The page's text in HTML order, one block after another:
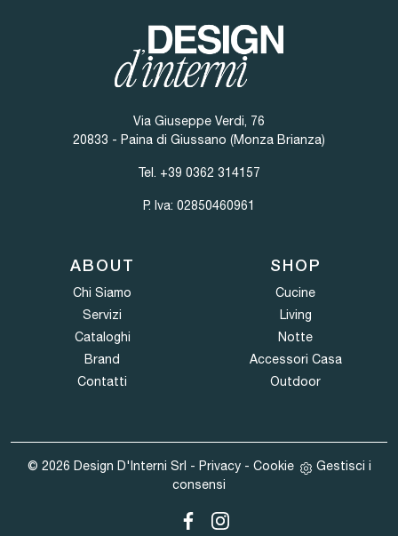
Via Giuseppe Verdi, 76
20833 - Paina di Giussano (Monza Brianza)
Tel. +39 0362 314157
P. Iva: 02850460961
ABOUT
Chi Siamo
Servizi
Cataloghi
Brand
Contatti
SHOP
Cucine
Living
Notte
Accessori Casa
Outdoor
© 2026 Design D'Interni Srl - Privacy- Cookie
Gestisci i
consensi